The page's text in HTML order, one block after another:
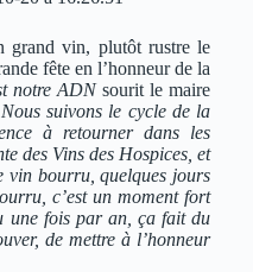
grand vin, plutôt rustre le
fête en l’honneur de la
notre ADNsourit le maire
Nous suivons le cycle de la
à retourner dans les
des Vins des Hospices, et
vin bourru, quelques jours
c’est un moment fort
une fois par an, ça fait du
de mettre à l’honneur